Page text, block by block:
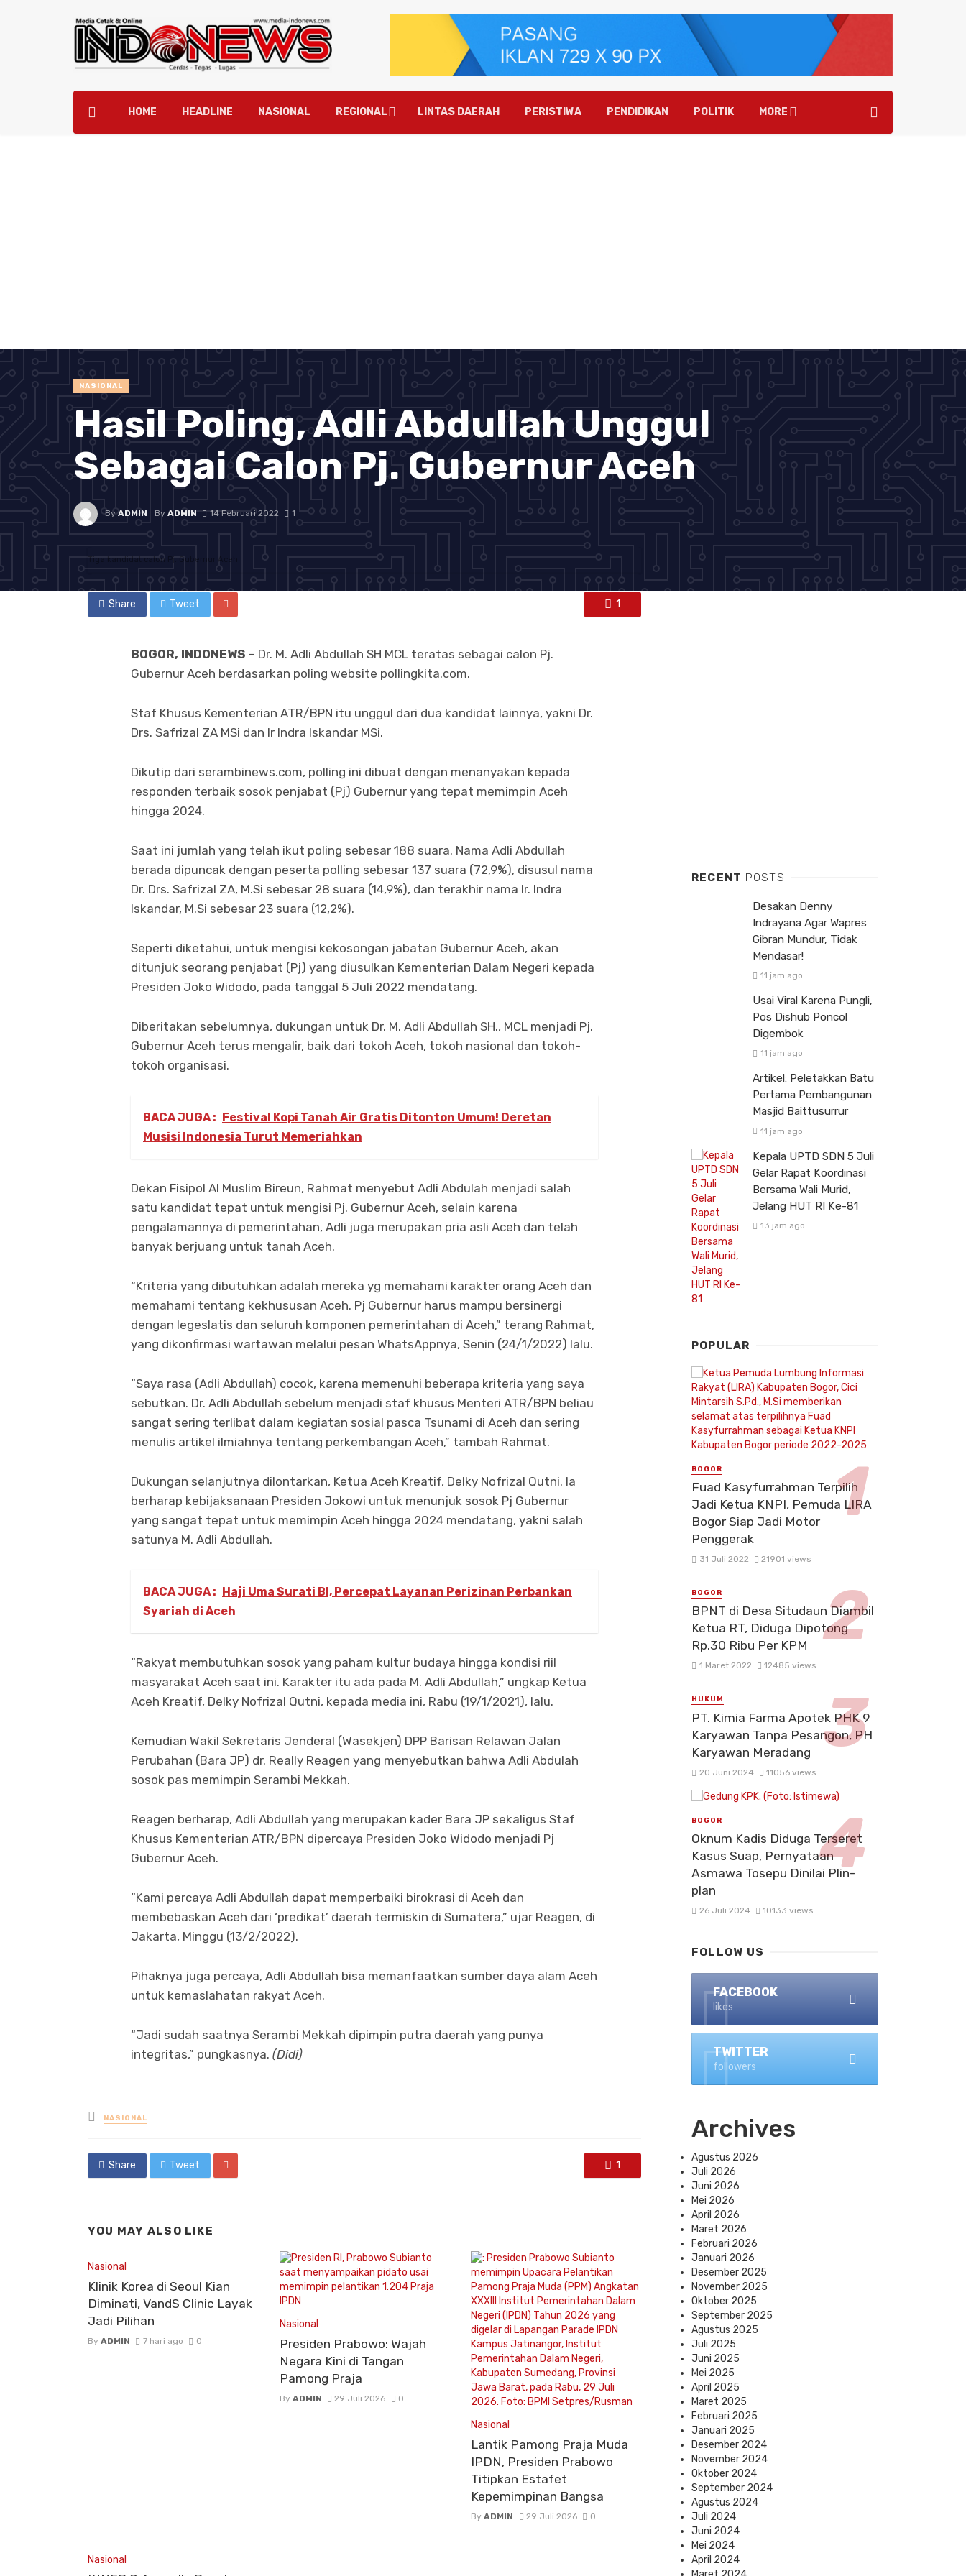
HOME HEADLINE NASIONAL REGIONAL LINTAS DAERAH PERISTIWA PENDIDIKAN POLITIK MORE
NASIONAL
Hasil Poling, Adli Abdullah Unggul
Sebagai Calon Pj. Gubernur Aceh
ByADMIN ByADMIN 14 Februari 2022 1
Tiga kandidat calon Pj. Gubernur Aceh
Share Tweet 1
BOGOR, INDONEWS – Dr. M. Adli Abdullah SH MCL teratas sebagai calon Pj.
Gubernur Aceh berdasarkan poling website pollingkita.com.
Staf Khusus Kementerian ATR/BPN itu unggul dari dua kandidat lainnya, yakni Dr.
Drs. Safrizal ZA MSi dan Ir Indra Iskandar MSi.
Dikutip dari serambinews.com, polling ini dibuat dengan menanyakan kepada
responden terbaik sosok penjabat (Pj) Gubernur yang tepat memimpin Aceh
hingga 2024.
Saat ini jumlah yang telah ikut poling sebesar 188 suara. Nama Adli Abdullah
berada dipuncak dengan peserta polling sebesar 137 suara (72,9%), disusul nama
Dr. Drs. Safrizal ZA, M.Si sebesar 28 suara (14,9%), dan terakhir nama Ir. Indra
Iskandar, M.Si sebesar 23 suara (12,2%).
Seperti diketahui, untuk mengisi kekosongan jabatan Gubernur Aceh, akan
ditunjuk seorang penjabat (Pj) yang diusulkan Kementerian Dalam Negeri kepada
Presiden Joko Widodo, pada tanggal 5 Juli 2022 mendatang.
Diberitakan sebelumnya, dukungan untuk Dr. M. Adli Abdullah SH., MCL menjadi Pj.
Gubernur Aceh terus mengalir, baik dari tokoh Aceh, tokoh nasional dan tokoh-
tokoh organisasi.
BACA JUGA :
Festival Kopi Tanah Air Gratis Ditonton Umum! Deretan
Musisi Indonesia Turut Memeriahkan
Dekan Fisipol Al Muslim Bireun, Rahmat menyebut Adli Abdulah menjadi salah
satu kandidat tepat untuk mengisi Pj. Gubernur Aceh, selain karena
pengalamannya di pemerintahan, Adli juga merupakan pria asli Aceh dan telah
banyak berjuang untuk tanah Aceh.
“Kriteria yang dibutuhkan adalah mereka yg memahami karakter orang Aceh dan
memahami tentang kekhususan Aceh. Pj Gubernur harus mampu bersinergi
dengan legeslatis dan seluruh komponen pemerintahan di Aceh,” terang Rahmat,
yang dikonfirmasi wartawan melalui pesan WhatsAppnya, Senin (24/1/2022) lalu.
“Saya rasa (Adli Abdullah) cocok, karena memenuhi beberapa kriteria yang saya
sebutkan. Dr. Adli Abdullah sebelum menjadi staf khusus Menteri ATR/BPN beliau
sangat sering terlibat dalam kegiatan sosial pasca Tsunami di Aceh dan sering
menulis artikel ilmiahnya tentang perkembangan Aceh,” tambah Rahmat.
Dukungan selanjutnya dilontarkan, Ketua Aceh Kreatif, Delky Nofrizal Qutni. Ia
berharap kebijaksanaan Presiden Jokowi untuk menunjuk sosok Pj Gubernur
yang sangat tepat untuk memimpin Aceh hingga 2024 mendatang, yakni salah
satunya M. Adli Abdullah.
BACA JUGA :
Haji Uma Surati BI, Percepat Layanan Perizinan Perbankan
Syariah di Aceh
“Rakyat membutuhkan sosok yang paham kultur budaya hingga kondisi riil
masyarakat Aceh saat ini. Karakter itu ada pada M. Adli Abdullah,” ungkap Ketua
Aceh Kreatif, Delky Nofrizal Qutni, kepada media ini, Rabu (19/1/2021), lalu.
Kemudian Wakil Sekretaris Jenderal (Wasekjen) DPP Barisan Relawan Jalan
Perubahan (Bara JP) dr. Really Reagen yang menyebutkan bahwa Adli Abdulah
sosok pas memimpin Serambi Mekkah.
Reagen berharap, Adli Abdullah yang merupakan kader Bara JP sekaligus Staf
Khusus Kementerian ATR/BPN dipercaya Presiden Joko Widodo menjadi Pj
Gubernur Aceh.
“Kami percaya Adli Abdullah dapat memperbaiki birokrasi di Aceh dan
membebaskan Aceh dari ‘predikat’ daerah termiskin di Sumatera,” ujar Reagen, di
Jakarta, Minggu (13/2/2022).
Pihaknya juga percaya, Adli Abdullah bisa memanfaatkan sumber daya alam Aceh
untuk kemaslahatan rakyat Aceh.
“Jadi sudah saatnya Serambi Mekkah dipimpin putra daerah yang punya
integritas,” pungkasnya. (Didi)
Posted
in
NASIONAL
Share Tweet 1
YOU MAY ALSO LIKE
Nasional
Klinik Korea di Seoul Kian
Diminati, VandS Clinic Layak
Jadi Pilihan
By ADMIN 7 hari ago 0
Nasional
Presiden Prabowo: Wajah
Negara Kini di Tangan
Pamong Praja
By ADMIN 29 Juli 2026 0
Nasional
Lantik Pamong Praja Muda
IPDN, Presiden Prabowo
Titipkan Estafet
Kepemimpinan Bangsa
ByADMIN 29 Juli 2026 0
Nasional
RECENT POSTS
Desakan Denny
Indrayana Agar Wapres
Gibran Mundur, Tidak
Mendasar!
11 jam ago
Usai Viral Karena Pungli,
Pos Dishub Poncol
Digembok
11 jam ago
Artikel: Peletakkan Batu
Pertama Pembangunan
Masjid Baittusurrur
11 jam ago
Kepala UPTD SDN 5 Juli
Gelar Rapat Koordinasi
Bersama Wali Murid,
Jelang HUT RI Ke-81
13 jam ago
POPULAR
BOGOR
Fuad Kasyfurrahman Terpilih
Jadi Ketua KNPI, Pemuda LIRA
Bogor Siap Jadi Motor
Penggerak
31 Juli 2022 21901 views
BOGOR
BPNT di Desa Situdaun Diambil
Ketua RT, Diduga Dipotong
Rp.30 Ribu Per KPM
1 Maret 2022 12485 views
HUKUM
PT. Kimia Farma Apotek PHK 9
Karyawan Tanpa Pesangon, PH
Karyawan Meradang
20 Juni 2024 11056 views
BOGOR
Oknum Kadis Diduga Terseret
Kasus Suap, Pernyataan
Asmawa Tosepu Dinilai Plin-
plan
26 Juli 2024 10133 views
FOLLOW US
FACEBOOK
likes
TWITTER
followers
Archives
Agustus 2026
Juli 2026
Juni 2026
Mei 2026
April 2026
Maret 2026
Februari 2026
Januari 2026
Desember 2025
November 2025
Oktober 2025
September 2025
Agustus 2025
Juli 2025
Juni 2025
Mei 2025
April 2025
Maret 2025
Februari 2025
Januari 2025
Desember 2024
November 2024
Oktober 2024
September 2024
Agustus 2024
Juli 2024
Juni 2024
Mei 2024
April 2024